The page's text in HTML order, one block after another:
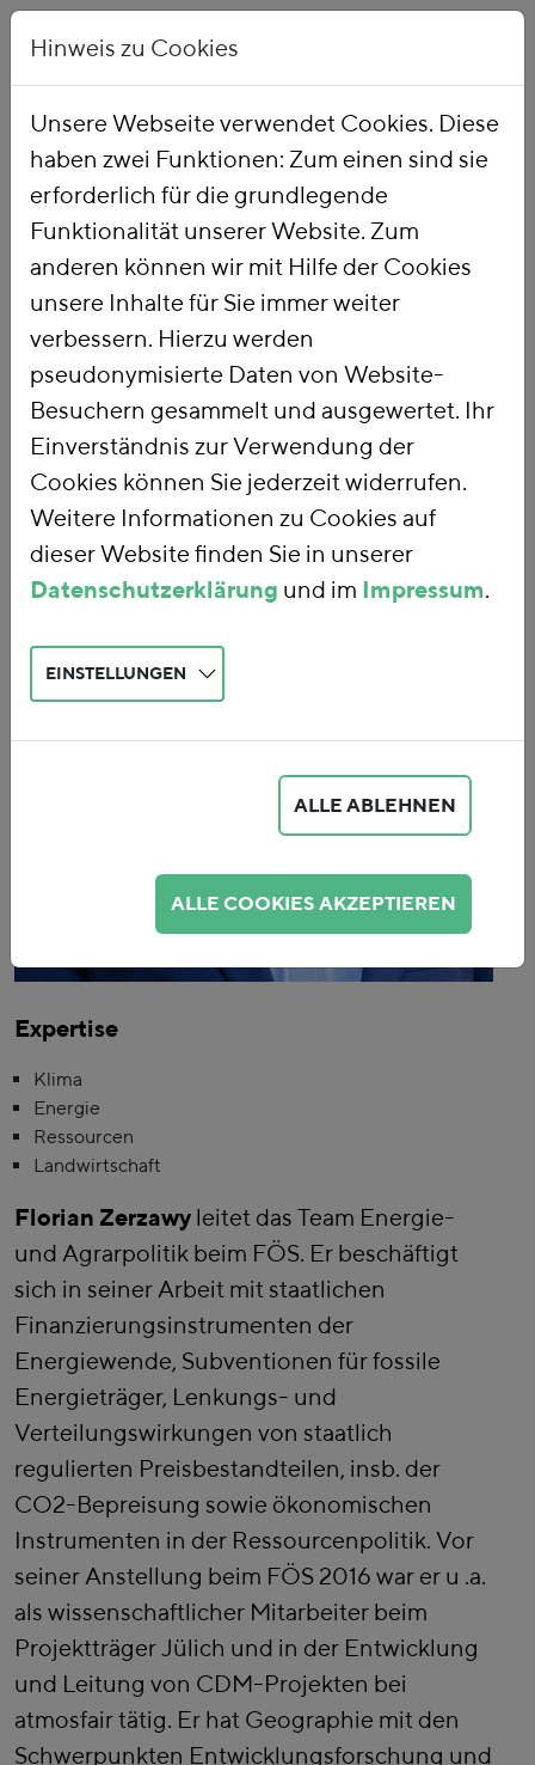
Startseite Über uns Team
Florian Zerzawy
Teamleiter Energie - und Agrarpolitik
Expertise
Klima
Energie
Ressourcen
Landwirtschaft
Florian Zerzawy leitet das Team Energie-
und Agrarpolitik beim FÖS. Er beschäftigt
sich in seiner Arbeit mit staatlichen
Finanzierungsinstrumenten der
Energiewende, Subventionen für fossile
Energieträger, Lenkungs- und
Verteilungswirkungen von staatlich
regulierten Preisbestandteilen, insb. der
CO2-Bepreisung sowie ökonomischen
Instrumenten in der Ressourcenpolitik. Vor
seiner Anstellung beim FÖS 2016 war er u .a.
als wissenschaftlicher Mitarbeiter beim
Projektträger Jülich und in der Entwicklung
und Leitung von CDM-Projekten bei
atmosfair tätig. Er hat Geographie mit den
Schwerpunkten Entwicklungsforschung und
Hinweis zu Cookies
Unsere Webseite verwendet Cookies. Diese
haben zwei Funktionen: Zum einen sind sie
erforderlich für die grundlegende
Funktionalität unserer Website. Zum
anderen können wir mit Hilfe der Cookies
unsere Inhalte für Sie immer weiter
verbessern. Hierzu werden
pseudonymisierte Daten von Website-
Besuchern gesammelt und ausgewertet. Ihr
Einverständnis zur Verwendung der
Cookies können Sie jederzeit widerrufen.
Weitere Informationen zu Cookies auf
dieser Website finden Sie in unserer
Datenschutzerklärung und im Impressum.
EINSTELLUNGEN
ALLE ABLEHNEN
ALLE COOKIES AKZEPTIEREN